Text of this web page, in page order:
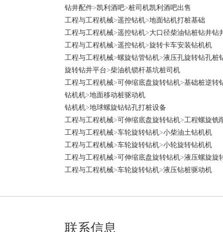
钻井配件>凯利酒吧>桩司机凯利酒吧出售
工程与工程机械>遥控钻机>地面钻机打桩基础
工程与工程机械>遥控钻机>大口径柴油钻桩钻井钻
工程与工程机械>遥控钻机>旋转卡车安装钻机机
工程与工程机械>螺旋钻管钻机>液压孔旋转钻孔桩
旋转钻井平台>柴油机锁杆基坑桩司机
工程与工程机械>可伸缩底盘旋转钻机>基础桩逆转
钻机机>地面移动桩驱动机
钻机机>地球螺旋钻钻孔打桩设备
工程与工程机械>可伸缩底盘旋转钻机>工程螺旋铣
工程与工程机械>车轮旋转钻机>小柴油土钻机机
工程与工程机械>车轮旋转钻机>小轮旋转钻机机
工程与工程机械>可伸缩底盘旋转钻机>液压螺旋旋
工程与工程机械>车轮旋转钻机>液压钻桩驱动机
联系信息